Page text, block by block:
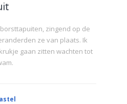
zingend op de
ze van plaats. Ik
gaan zitten wachten tot